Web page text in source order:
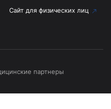
Сайт для физических лиц
партнеры